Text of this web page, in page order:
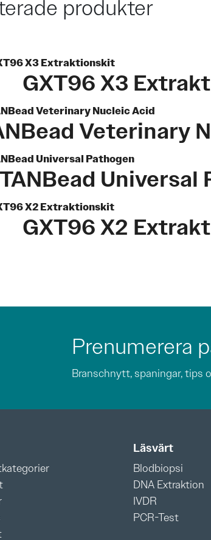
produkter
GXT96 X3
Veterinary
produkten har flera varianter. De olika
TANBead Universal
produkten har flera varianter. De olika
GXT96 X2
Prenumerera
Branschnytt, spaningar, tips
Läsvärt
Blodbiopsi
DNA Extraktion
IVDR
PCR-Test